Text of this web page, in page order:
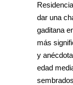
dar una
gaditana
más
y
edad